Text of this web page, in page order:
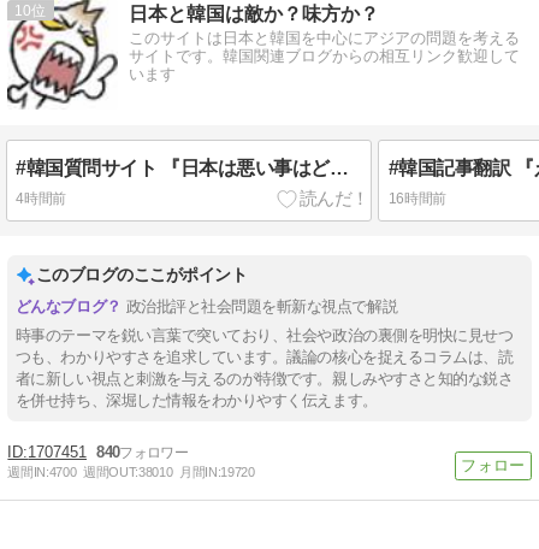
10 日本と韓国は敵か？味方か？
このサイトは日本と韓国を中心にアジアの問題を考える
サイトです。韓国関連ブログからの相互リンク歓迎して
います
#韓国質問サイト 『日本は悪い事はどれ位した？』、『チョッパリほど悪い民族いるか？いいや、いない！』
4時間前 16時間前
このブログのここがポイント
政治批評と社会問題を斬新な視点で解説
時事のテーマを鋭い言葉で突いており、社会や政治の裏側を明快に見せつ
つも、わかりやすさを追求しています。議論の核心を捉えるコラムは、読
者に新しい視点と刺激を与えるのが特徴です。親しみやすさと知的な鋭さ
を併せ持ち、深堀した情報をわかりやすく伝えます。
1707451 840
週間IN:4700 週間OUT:38010 月間IN:19720